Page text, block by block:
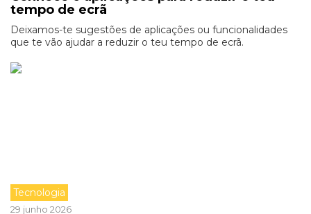
tempo de ecrã
Deixamos-te sugestões de aplicações ou funcionalidades
que te vão ajudar a reduzir o teu tempo de ecrã.
Tecnologia
29 junho 2026